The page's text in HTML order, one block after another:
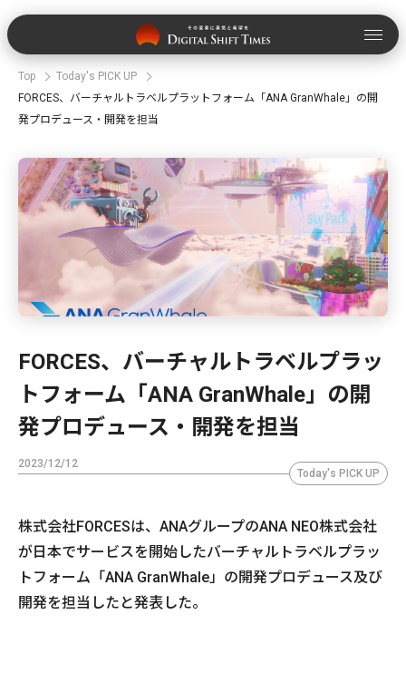
Top
Today's PICK UP
FORCES、バーチャルトラベルプラットフォーム「ANA GranWhale」の開
発プロデュース・開発を担当
FORCES、バーチャルトラベルプラッ
トフォーム「ANA GranWhale」の開
発プロデュース・開発を担当
2023/12/12
Today's PICK UP
株式会社FORCESは、ANAグループのANA NEO株式会社
が日本でサービスを開始したバーチャルトラベルプラッ
トフォーム「ANA GranWhale」の開発プロデュース及び
開発を担当したと発表した。